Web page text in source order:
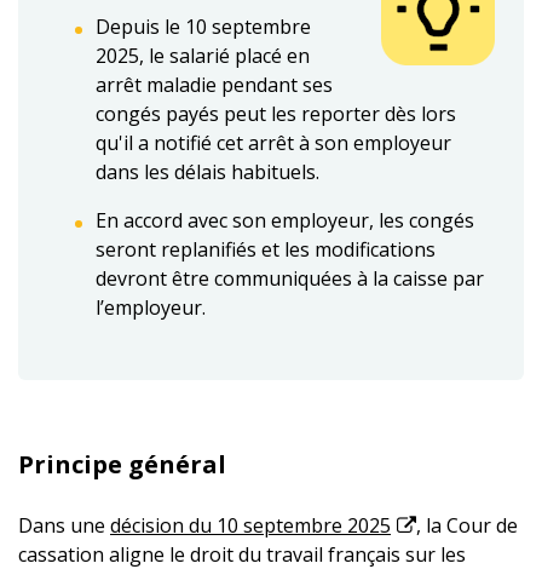
Depuis le 10 septembre
2025, le salarié placé en
arrêt maladie pendant ses
congés payés peut les reporter dès lors
qu'il a notifié cet arrêt à son employeur
dans les délais habituels.
En accord avec son employeur, les congés
seront replanifiés et les modifications
devront être communiquées à la caisse par
l’employeur.
Principe général
Dans une décision du 10 septembre 2025
, la Cour de
cassation aligne le droit du travail français sur les